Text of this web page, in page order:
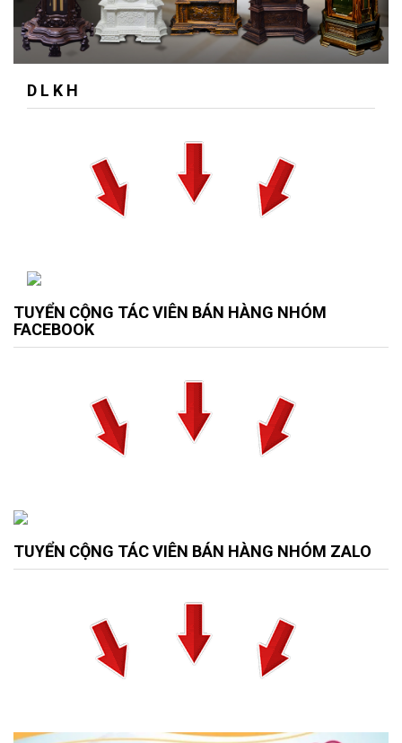
D L K H
TUYỂN CỘNG TÁC VIÊN BÁN HÀNG NHÓM
FACEBOOK
TUYỂN CỘNG TÁC VIÊN BÁN HÀNG NHÓM ZALO